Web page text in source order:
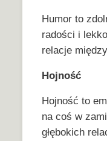
Humor to
radości i
relacje
Hojność
Hojność to
na coś w
głębokich